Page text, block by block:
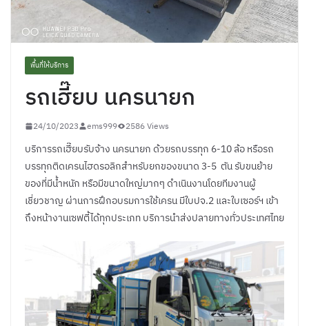
พื้นที่ให้บริการ
รถเฮี๊ยบ นครนายก
24/10/2023 ems999 2586 Views
บริการรถเฮี๊ยบรับจ้าง นครนายก ด้วยรถบรรทุก 6-10 ล้อ หรือรถ
บรรทุกติดเครนไฮดรอลิกสำหรับยกของขนาด 3-5 ตัน รับขนย้าย
ของที่มีน้ำหนัก หรือมีขนาดใหญ่มากๆ ดำเนินงานโดยทีมงานผู้
เชี่ยวชาญ ผ่านการฝึกอบรมการใช้เครน มีใบปจ.2 และใบเซอร์ฯ เข้า
ถึงหน้างานเซฟตี้ได้ทุกประเภท บริการนำส่งปลายทางทั่วประเทศไทย